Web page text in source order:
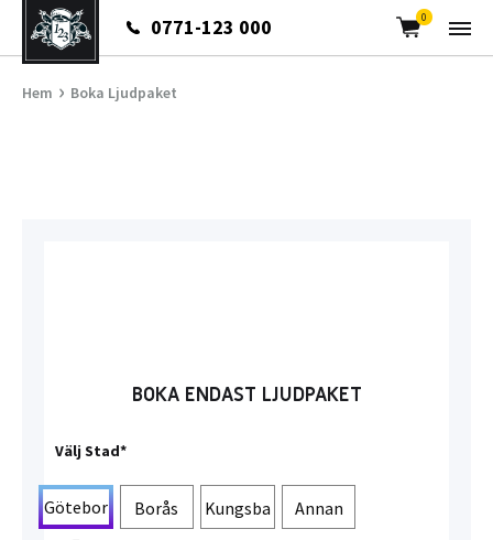
0771-123 000 Cart
0
Hem › Boka Ljudpaket
BOKA ENDAST LJUDPAKET
Välj Stad*
Götebor
Borås
Kungsba
Annan